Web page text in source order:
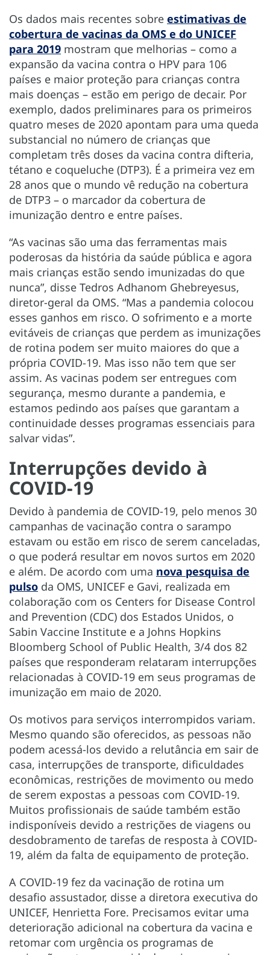
Os dados mais recentes sobre estimativas de
cobertura de vacinas da OMS e do UNICEF
para 2019 mostram que melhorias – como a
expansão da vacina contra o HPV para 106
países e maior proteção para crianças contra
mais doenças – estão em perigo de decair. Por
exemplo, dados preliminares para os primeiros
quatro meses de 2020 apontam para uma queda
substancial no número de crianças que
completam três doses da vacina contra difteria,
tétano e coqueluche (DTP3). É a primeira vez em
28 anos que o mundo vê redução na cobertura
de DTP3 – o marcador da cobertura de
imunização dentro e entre países.
“As vacinas são uma das ferramentas mais
poderosas da história da saúde pública e agora
mais crianças estão sendo imunizadas do que
nunca”, disse Tedros Adhanom Ghebreyesus,
diretor-geral da OMS. “Mas a pandemia colocou
esses ganhos em risco. O sofrimento e a morte
evitáveis de crianças que perdem as imunizações
de rotina podem ser muito maiores do que a
própria COVID-19. Mas isso não tem que ser
assim. As vacinas podem ser entregues com
segurança, mesmo durante a pandemia, e
estamos pedindo aos países que garantam a
continuidade desses programas essenciais para
salvar vidas”.
Interrupções devido à
COVID-19
Devido à pandemia de COVID-19, pelo menos 30
campanhas de vacinação contra o sarampo
estavam ou estão em risco de serem canceladas,
o que poderá resultar em novos surtos em 2020
e além. De acordo com uma nova pesquisa de
pulso da OMS, UNICEF e Gavi, realizada em
colaboração com os Centers for Disease Control
and Prevention (CDC) dos Estados Unidos, o
Sabin Vaccine Institute e a Johns Hopkins
Bloomberg School of Public Health, 3/4 dos 82
países que responderam relataram interrupções
relacionadas à COVID-19 em seus programas de
imunização em maio de 2020.
Os motivos para serviços interrompidos variam.
Mesmo quando são oferecidos, as pessoas não
podem acessá-los devido a relutância em sair de
casa, interrupções de transporte, dificuldades
econômicas, restrições de movimento ou medo
de serem expostas a pessoas com COVID-19.
Muitos profissionais de saúde também estão
indisponíveis devido a restrições de viagens ou
desdobramento de tarefas de resposta à COVID-
19, além da falta de equipamento de proteção.
A COVID-19 fez da vacinação de rotina um
desafio assustador, disse a diretora executiva do
UNICEF, Henrietta Fore. Precisamos evitar uma
deterioração adicional na cobertura da vacina e
retomar com urgência os programas de